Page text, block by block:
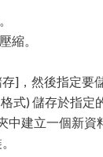
縮。
]，然後指定要
式) 儲存於指定
建立一個新資